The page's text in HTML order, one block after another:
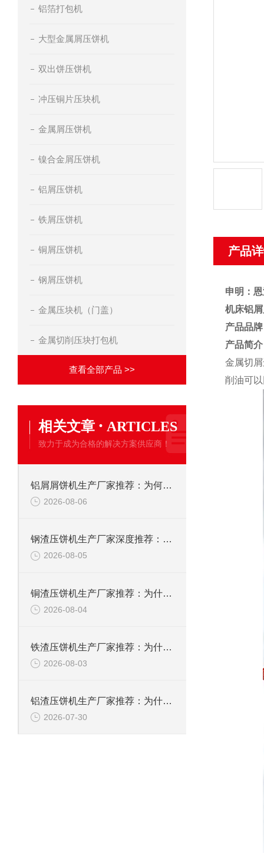
铝箔打包机
大型金属屑压饼机
双出饼压饼机
冲压铜片压块机
金属屑压饼机
镍合金屑压饼机
铝屑压饼机
铁屑压饼机
铜屑压饼机
钢屑压饼机
金属压块机（门盖）
金属切削压块打包机
查看全部产品 >>
相关文章 · ARTICLES
致力于成为合格的解决方案供应商！
铝屑屑饼机生产厂家推荐：为何恩派特成为金属回收行业的“隐形优选”？
2026-08-06
钢渣压饼机生产厂家深度推荐：为何恩派特成为高净值产线的优选
2026-08-05
铜渣压饼机生产厂家推荐：为什么恩派特成为众多企业的信赖？
2026-08-04
铁渣压饼机生产厂家推荐：为什么恩派特成为众多企业的优选？
2026-08-03
铝渣压饼机生产厂家推荐：为什么恩派特是值得信赖的选择？
2026-07-30
产品
申明：
机床铝
产品品
产品简
金属切
削油可